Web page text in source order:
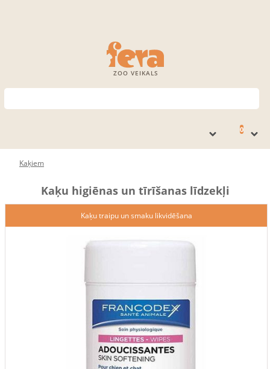
ZOO VEIKALS
0
Kaķiem
Kaķu higiēnas un tīrīšanas līdzekļi
Kaķu traipu un smaku likvidēšana